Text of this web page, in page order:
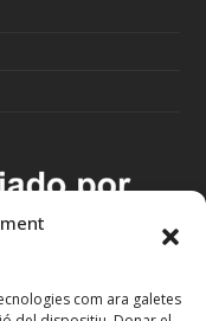
com ara galetes